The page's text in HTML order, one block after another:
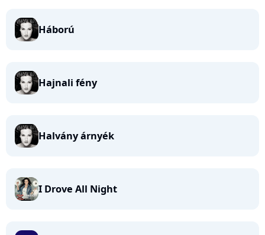
Háború
Hajnali fény
Halvány árnyék
I Drove All Night